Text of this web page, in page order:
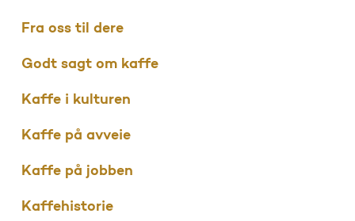
Fra oss til dere
Godt sagt om kaffe
Kaffe i kulturen
Kaffe på avveie
Kaffe på jobben
Kaffehistorie